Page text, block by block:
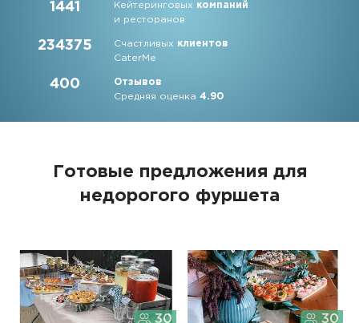
1441 Кейтеринговых компаний
и ресторанов
234375 Счастливых клиентов
CaterMe
400
Отзывов
Средняя оценка4.90
Готовые предложения для
недорогого фуршета
30 30